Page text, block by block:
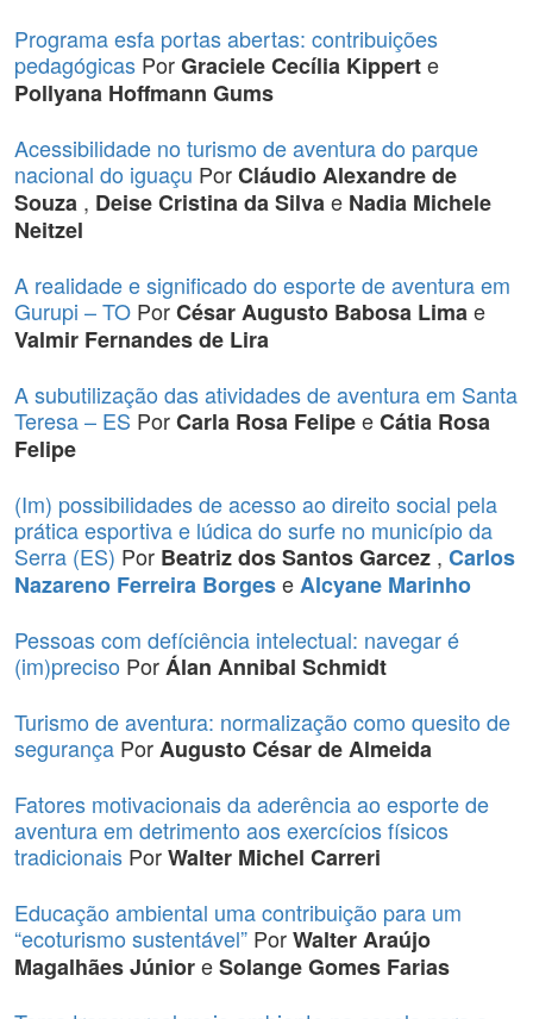
Programa esfa portas abertas: contribuições
pedagógicas PorGraciele Cecília Kipperte
Pollyana Hoffmann Gums
Acessibilidade no turismo de aventura do parque
nacional do iguaçu PorCláudio Alexandre de
Souza , Deise Cristina da Silvae Nadia Michele
Neitzel
A realidade e significado do esporte de aventura em
Gurupi – TO PorCésar Augusto Babosa Limae
Valmir Fernandes de Lira
A subutilização das atividades de aventura em Santa
Teresa – ES PorCarla Rosa FelipeeCátia Rosa
Felipe
(Im) possibilidades de acesso ao direito social pela
prática esportiva e lúdica do surfe no município da
Serra (ES) Por Beatriz dos Santos Garcez , Carlos
Nazareno Ferreira BorgeseAlcyane Marinho
Pessoas com defíciência intelectual: navegar é
(im)preciso PorÁlan Annibal Schmidt
Turismo de aventura: normalização como quesito de
segurança PorAugusto César de Almeida
Fatores motivacionais da aderência ao esporte de
aventura em detrimento aos exercícios físicos
tradicionais PorWalter Michel Carreri
Educação ambiental uma contribuição para um
“ecoturismo sustentável” PorWalter Araújo
Magalhães JúnioreSolange Gomes Farias